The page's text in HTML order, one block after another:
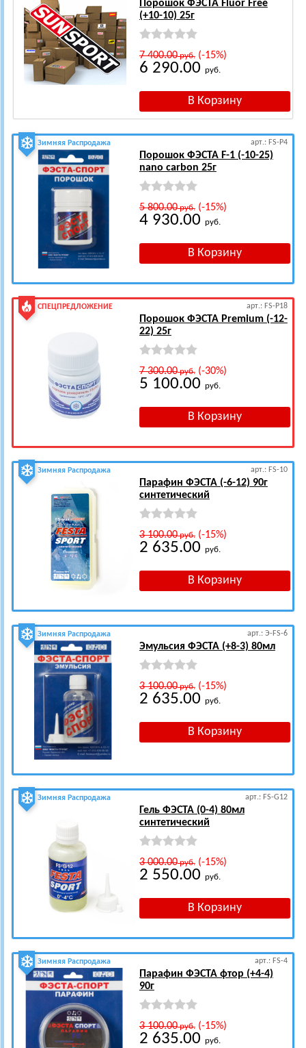
Порошок ФЭСТА Fluor Free
(+10-10) 25г
7 400.00руб.(-15%)
6 290.00 руб.
Зимняя Распродажа арт.: FS-P4
Порошок ФЭСТА F-1 (-10-25)
nano carbon 25г
5 800.00руб.(-15%)
4 930.00 руб.
СПЕЦПРЕДЛОЖЕНИЕ арт.: FS-P18
Порошок ФЭСТА Premium (-12-
22) 25г
7 300.00руб.(-30%)
5 100.00 руб.
Зимняя Распродажа арт.: FS-10
Парафин ФЭСТА (-6-12) 90г
синтетический
3 100.00руб.(-15%)
2 635.00 руб.
Зимняя Распродажа арт.: Э-FS-6
Эмульсия ФЭСТА (+8-3) 80мл
3 100.00руб.(-15%)
2 635.00 руб.
Зимняя Распродажа арт.: FS-G12
Гель ФЭСТА (0-4) 80мл
синтетический
3 000.00руб.(-15%)
2 550.00 руб.
Зимняя Распродажа арт.: FS-4
Парафин ФЭСТА фтор (+4-4)
90г
3 100.00руб.(-15%)
2 635.00 руб.